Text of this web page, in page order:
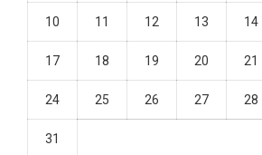
10 11 12 13 14
17 18 19 20 21
24 25 26 27 28
31